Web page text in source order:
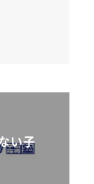
い子